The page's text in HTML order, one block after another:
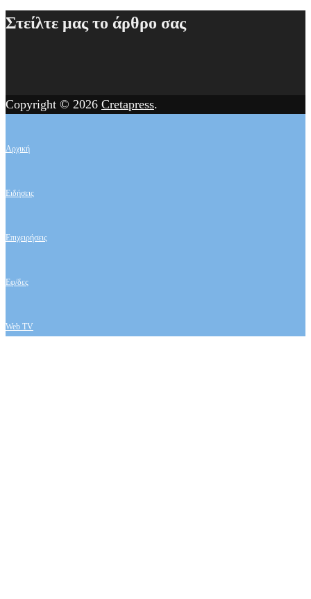
Στείλτε μας το άρθρο σας
Copyright © 2026 Cretapress.
Αρχική
Ειδήσεις
Επιχειρήσεις
Εφ/δες
Web TV